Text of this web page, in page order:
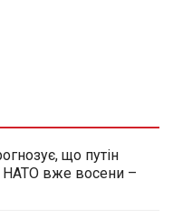
що путін
НАТО вже восени –